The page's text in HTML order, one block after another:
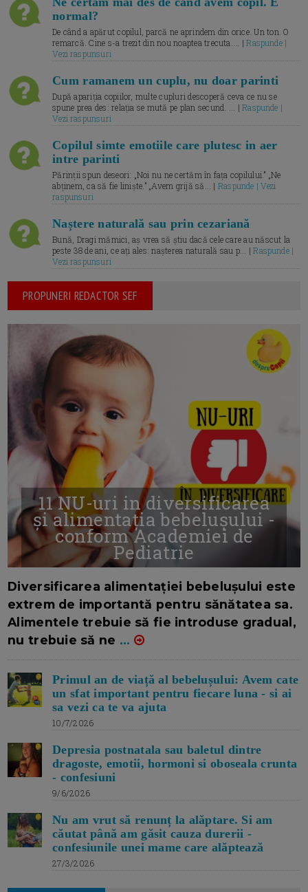
normal?
De când a apărut copilul, parcă ne aprindem din orice. Un ton. O
remarcă. Cine s-a trezit din nou noaptea trecuta.... |Raspunde |
Vezi raspunsuri
Cum ramanem un cuplu, nu doar parinti
După apariția copiilor, multe cupluri descoperă ceva ce nu se
spune prea des: relația se mută pe plan secund. ... |Raspunde |
Vezi raspunsuri
Copilul simte emotiile care plutesc in aer
intre parinti
Părinții spun deseori: „Noi nu ne certăm în fața copilului.” „Ne
abținem, ca să fie liniște.” „Avem grijă să... | Raspunde | Vezi
raspunsuri
Naștere naturală sau prin cezariană
Bună, Dragi mămici, aș vrea să știu dacă cele care au născut la
peste 38 de ani, ce ați ales: nașterea naturală sau p... |Raspunde |
Vezi raspunsuri
PROPUNERI REDACTOR SEF
11 NU-uri in diversificarea
și alimentația bebelușului -
conform Academiei de
Pediatrie
Diversificarea alimentației bebelușului este
extrem de importantă pentru sănătatea sa.
Alimentele trebuie să fie introduse gradual,
nu trebuie să ne ...
Primul an de viață al bebelușului: Avem cate
un sfat important pentru fiecare luna - si ai
sa vezi ca te va ajuta
10/7/2026
Depresia postnatala sau baletul dintre
dragoste, emotii, hormoni si oboseala crunta
- confesiuni
9/6/2026
Nu am vrut să renunț la alăptare. Si am
căutat până am găsit cauza durerii -
confesiunile unei mame care alăptează
27/3/2026